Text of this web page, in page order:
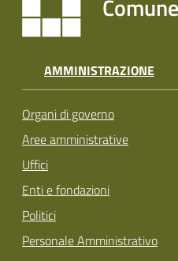
argomenti...
Seguici
AMMINISTRAZIONE
Organi di governo
Aree amministrative
Uffici
Enti e fondazioni
Politici
Personale Amministrativo